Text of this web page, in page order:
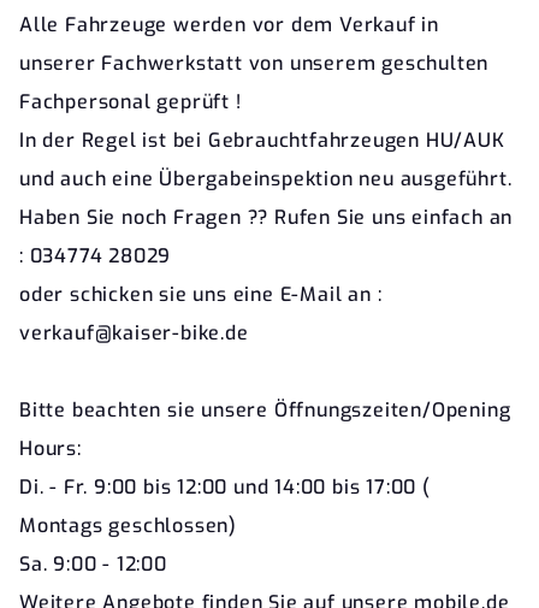
Alle Fahrzeuge werden vor dem Verkauf in
unserer Fachwerkstatt von unserem geschulten
Fachpersonal geprüft !
In der Regel ist bei Gebrauchtfahrzeugen HU/AUK
und auch eine Übergabeinspektion neu ausgeführt.
Haben Sie noch Fragen ?? Rufen Sie uns einfach an
: 034774 28029
oder schicken sie uns eine E-Mail an :
verkauf@kaiser-bike.de
Bitte beachten sie unsere Öffnungszeiten/Opening
Hours:
Di. - Fr. 9:00 bis 12:00 und 14:00 bis 17:00 (
Montags geschlossen)
Sa. 9:00 - 12:00
Weitere Angebote finden Sie auf unsere mobile.de